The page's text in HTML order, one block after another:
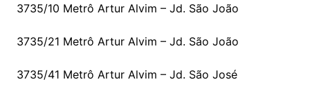
3735/10 Metrô Artur Alvim – Jd. São João
3735/21 Metrô Artur Alvim – Jd. São João
3735/41 Metrô Artur Alvim – Jd. São José